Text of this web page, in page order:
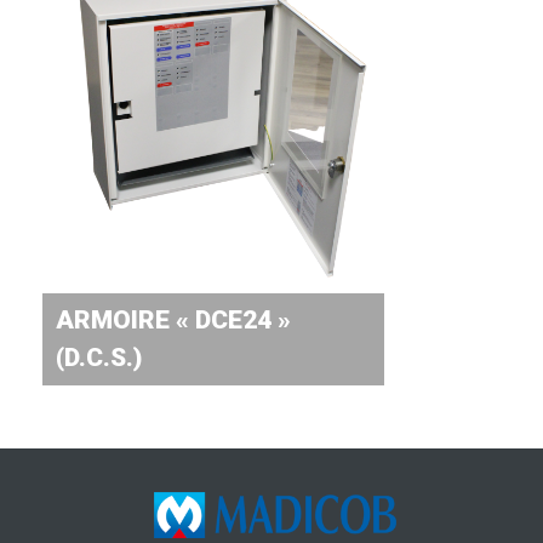
ARMOIRE « DCE24 »
(D.C.S.)